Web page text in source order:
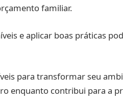
familiar.
e aplicar boas práticas
para transformar seu
enquanto contribui para a